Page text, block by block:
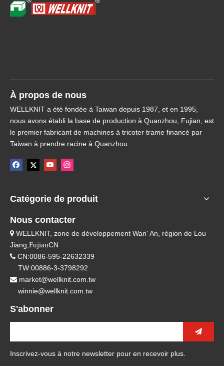
À propos de nous
WELLKNIT a été fondée à Taiwan depuis 1987, et en 1995,
nous avons établi la base de production à Quanzhou, Fujian, est
le premier fabricant de machines à tricoter trame financé par
Taiwan à prendre racine à Quanzhou.
Catégorie de produit
Nous contacter
 WELLKNIT, zone de développement Wan' An, région de Lou
Jiang,FujianCN
 CN:0086-595-22632339
TW:00886-3-3798292
 market@wellknit.com.tw
winnie@wellknit.com.tw
S'abonner
Inscrivez-vous à notre newsletter pour en recevoir plus.